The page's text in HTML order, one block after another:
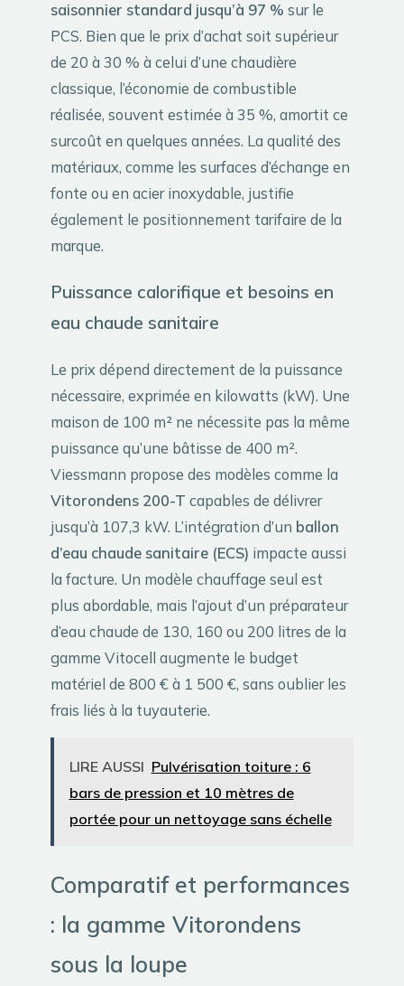
saisonnier standard jusqu’à 97 % sur le
PCS. Bien que le prix d’achat soit supérieur
de 20 à 30 % à celui d’une chaudière
classique, l’économie de combustible
réalisée, souvent estimée à 35 %, amortit ce
surcoût en quelques années. La qualité des
matériaux, comme les surfaces d’échange en
fonte ou en acier inoxydable, justifie
également le positionnement tarifaire de la
marque.
Puissance calorifique et besoins en
eau chaude sanitaire
Le prix dépend directement de la puissance
nécessaire, exprimée en kilowatts (kW). Une
maison de 100 m² ne nécessite pas la même
puissance qu’une bâtisse de 400 m².
Viessmann propose des modèles comme la
Vitorondens 200-T capables de délivrer
jusqu’à 107,3 kW. L’intégration d’un ballon
d’eau chaude sanitaire (ECS) impacte aussi
la facture. Un modèle chauffage seul est
plus abordable, mais l’ajout d’un préparateur
d’eau chaude de 130, 160 ou 200 litres de la
gamme Vitocell augmente le budget
matériel de 800 € à 1 500 €, sans oublier les
frais liés à la tuyauterie.
LIRE AUSSI Pulvérisation toiture : 6
bars de pression et 10 mètres de
portée pour un nettoyage sans échelle
Comparatif et performances
: la gamme Vitorondens
sous la loupe